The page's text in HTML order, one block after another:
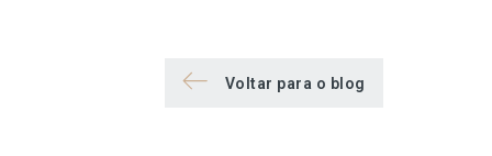
Voltar para o blog